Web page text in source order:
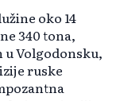
oko 14
340 tona,
Volgodonsku,
ruske